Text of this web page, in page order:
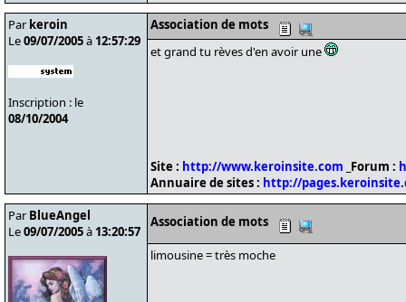
Par keroin
Le09/07/2005à 12:57:29
Inscription : le
08/10/2004
Association de mots
et grand tu rèves d'en avoir une
Site : http://www.keroinsite.com _Forum :
Annuaire de sites : http://
Par BlueAngel
Le09/07/2005à 13:20:57
Association de mots
limousine = très moche